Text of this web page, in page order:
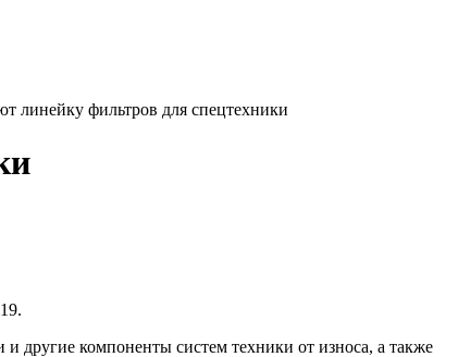
линейку фильтров для спецтехники
другие компоненты систем техники от износа, а также